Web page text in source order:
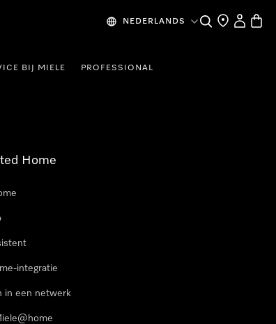
NEDERLANDS Wat zoek je?
Dealer zoeken
Mijn
BIJ MIELE PROFESSIONAL
Home
integratie
in een netwerk